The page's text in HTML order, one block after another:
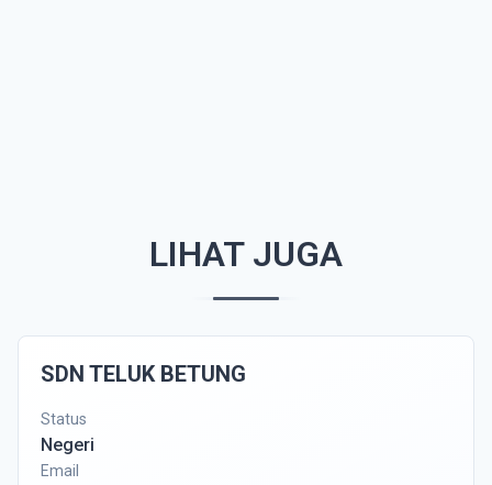
LIHAT JUGA
SDN TELUK BETUNG
Status
Negeri
Email